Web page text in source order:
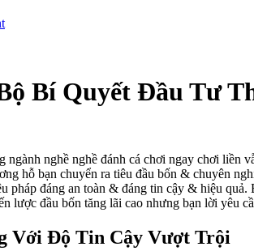
Bí Quyết Đầu Tư
ngành nghề nghề đánh cá chơi ngay chơi
hỗ bạn chuyển ra tiêu đầu bốn & chuyên
đáng an toàn & đáng tin cậy & hiệu
lược đầu bốn tăng lãi cao nhưng bạn lời yêu
Với Độ Tin Cậy Vượt Trội